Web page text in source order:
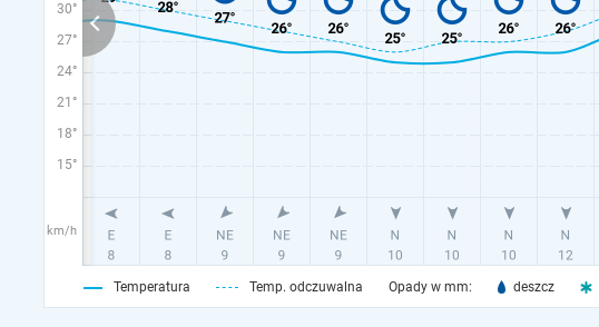
30°
27°
24°
21°
18°
15°
km/h
Temperatura Temp. odczuwalna Opady w mm: deszcz